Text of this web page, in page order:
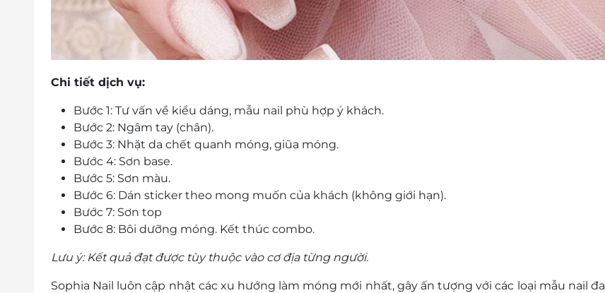
Chi tiết dịch vụ:
Bước 1: Tư vấn về kiểu dáng, mẫu nail phù hợp ý khách.
Bước 2: Ngâm tay (chân).
Bước 3: Nhặt da chết quanh móng, giũa móng.
Bước 4: Sơn base.
Bước 5: Sơn màu.
Bước 6: Dán sticker theo mong muốn của khách (không giới hạn).
Bước 7: Sơn top
Bước 8: Bôi dưỡng móng. Kết thúc combo.
Lưu ý: Kết quả đạt được tùy thuộc vào cơ địa từng người.
Sophia Nail luôn cập nhật các xu hướng làm móng mới nhất, gây ấn tượng với các loại mẫu nail đa